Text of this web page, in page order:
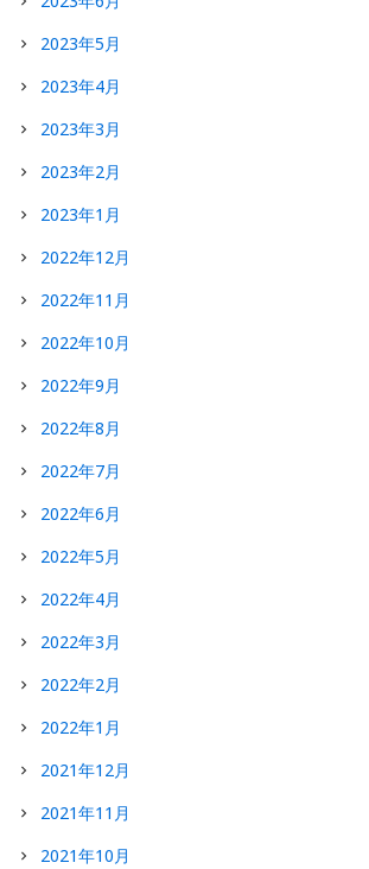
2023年5月
2023年4月
2023年3月
2023年2月
2023年1月
2022年12月
2022年11月
2022年10月
2022年9月
2022年8月
2022年7月
2022年6月
2022年5月
2022年4月
2022年3月
2022年2月
2022年1月
2021年12月
2021年11月
2021年10月